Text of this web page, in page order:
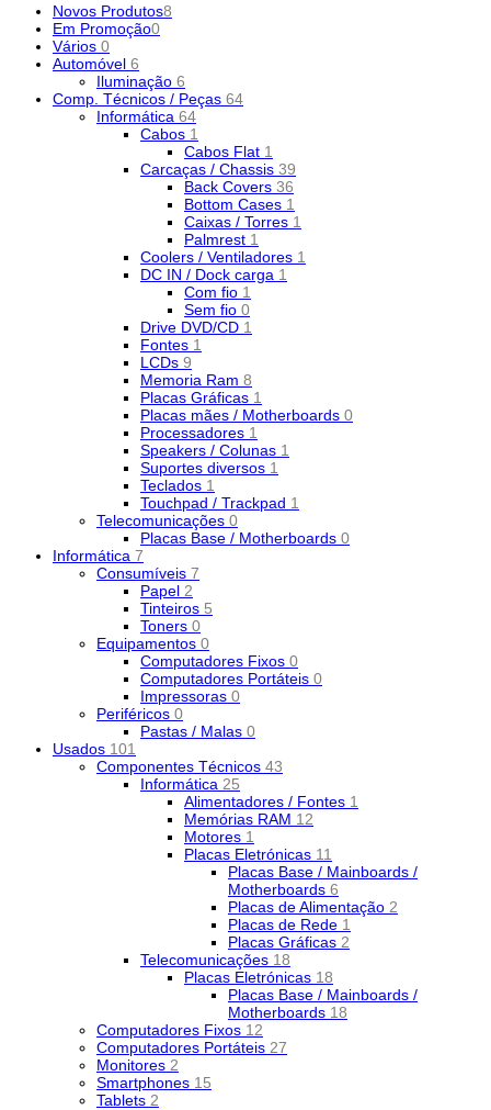
Novos Produtos8
Em Promoção0
Vários 0
Automóvel 6
Iluminação 6
Comp. Técnicos / Peças 64
Informática 64
Cabos 1
Cabos Flat 1
Carcaças / Chassis 39
Back Covers 36
Bottom Cases 1
Caixas / Torres 1
Palmrest 1
Coolers / Ventiladores 1
DC IN / Dock carga 1
Com fio 1
Sem fio 0
Drive DVD/CD 1
Fontes 1
LCDs 9
Memoria Ram 8
Placas Gráficas 1
Placas mães / Motherboards 0
Processadores 1
Speakers / Colunas 1
Suportes diversos 1
Teclados 1
Touchpad / Trackpad 1
Telecomunicações 0
Placas Base / Motherboards 0
Informática 7
Consumíveis 7
Papel 2
Tinteiros 5
Toners 0
Equipamentos 0
Computadores Fixos 0
Computadores Portáteis 0
Impressoras 0
Periféricos 0
Pastas / Malas 0
Usados 101
Componentes Técnicos 43
Informática 25
Alimentadores / Fontes 1
Memórias RAM 12
Motores 1
Placas Eletrónicas 11
Placas Base / Mainboards /
Motherboards 6
Placas de Alimentação 2
Placas de Rede 1
Placas Gráficas 2
Telecomunicações 18
Placas Eletrónicas 18
Placas Base / Mainboards /
Motherboards 18
Computadores Fixos 12
Computadores Portáteis 27
Monitores 2
Smartphones 15
Tablets 2